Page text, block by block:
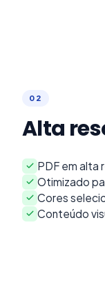
0 2
Alta
PDF em alta
Otimizado
Cores
Conteúdo